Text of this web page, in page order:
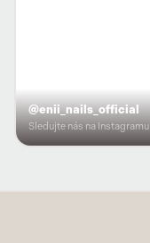
@enii_nails_official
Sledujte nás na Instagramu